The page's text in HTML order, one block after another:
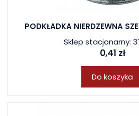
PODKŁADKA NIERDZEWNA
Sklep stacjonarny:
0,41 zł
Do koszyka